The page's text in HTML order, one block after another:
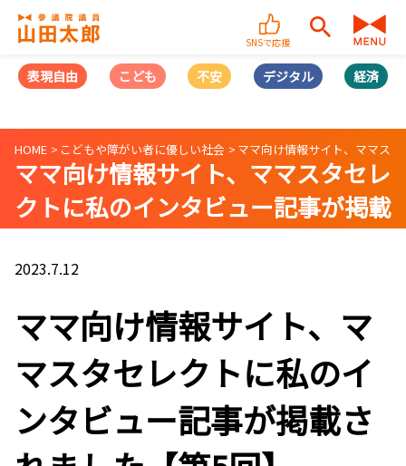
SNSで応援
表現自由 こども 不安 デジタル 経済
HOME こどもや障がい者に優しい社会 ママ向け情報サイト、ママス
ママ向け情報サイト、ママスタセレ
クトに私のインタビュー記事が掲載
されました【第5回】
2023.7.12
ママ向け情報サイト、マ
マスタセレクトに私のイ
ンタビュー記事が掲載さ